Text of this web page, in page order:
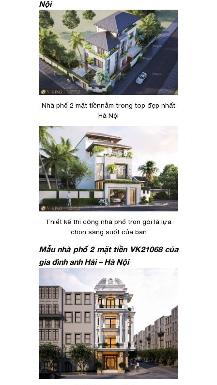
Nội
Nhà phố 2 mặt tiềnnằm trong top đẹp nhất
Hà Nội
Thiết kế thi công nhà phố trọn gói là lựa
chọn sáng suốt của bạn
Mẫu nhà phố 2 mặt tiền VK21068 của
gia đình anh Hải – Hà Nội